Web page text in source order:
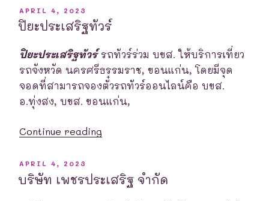
POSTED
ON
APRIL 4, 2023
ปิยะประเสริฐทัวร์
ปิยะประเสริฐทัวร์ รถทัวร์ร่วม บขส. ให้บริการเที่ยว
รถจังหวัด นครศรีธรรมราช, ขอนแก่น, โดยมีจุด
จอดที่สามารถจองตั๋วรถทัวร์ออนไลน์คือ บขส.
อ.ทุ่งสง, บขส. ขอนแก่น,
Continue reading
POSTED
ON
APRIL 4, 2023
บริษัท เพชรประเสริฐ จำกัด